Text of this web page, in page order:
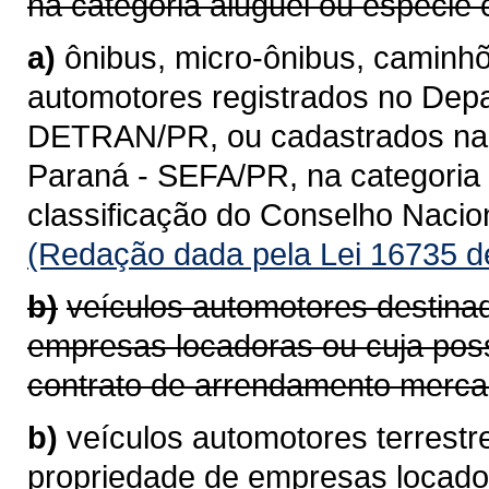
a) ônibus, micro-ônibus,
automotores registrados no
DETRAN/PR, ou cadastrados
Paraná - SEFA/PR, na
classificação do Conselho
(Redação dada pela Lei 16735
b) veículos automotores
empresas locadoras ou cuja
contrato de arrendamento
b) veículos automotores
propriedade de empresas